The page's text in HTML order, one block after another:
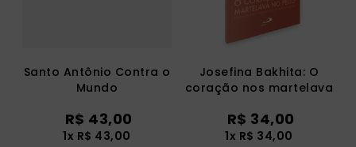
Santo Antônio Contra o
Mundo
R$ 43,00
1x R$ 43,00
Josefina Bakhita: O
coração nos martelava
R$ 34,00
1x R$ 34,00